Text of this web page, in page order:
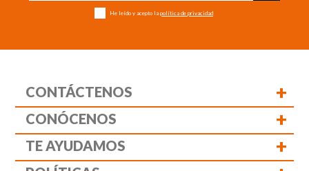
He leído y acepto la política de privacidad
CONTÁCTENOS +
CONÓCENOS +
TE AYUDAMOS +